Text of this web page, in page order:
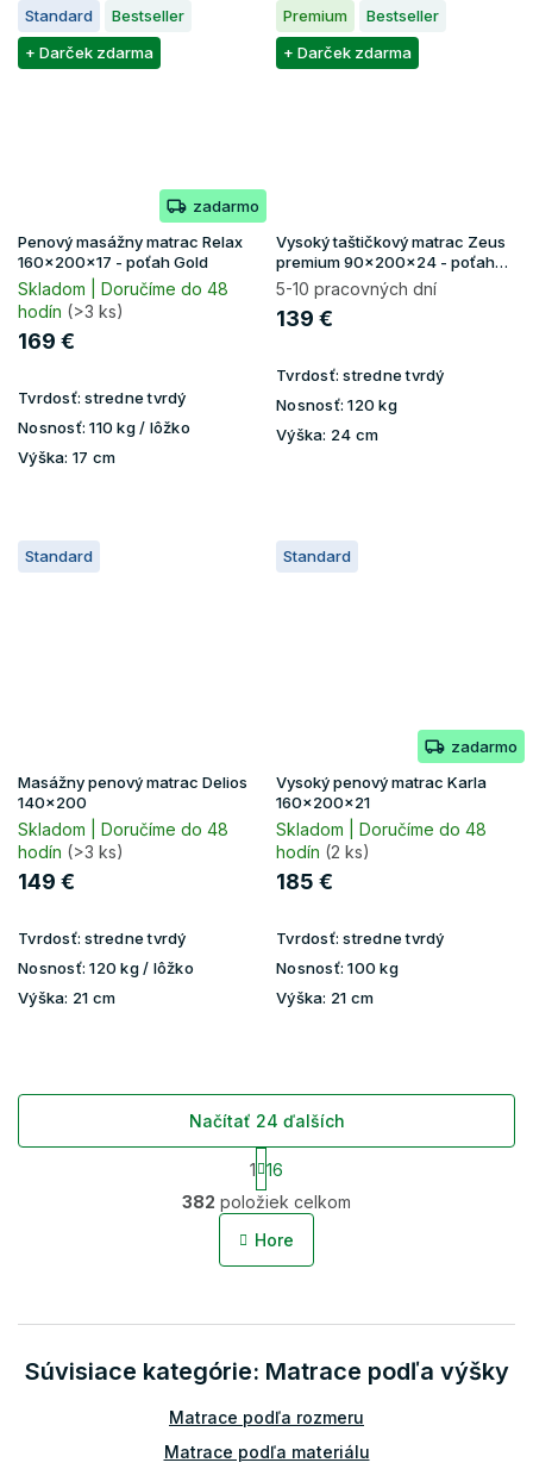
Standard
Bestseller
+ Darček zdarma
zadarmo
Penový masážny matrac Relax
160x200x17 - poťah Gold
Skladom | Doručíme do 48
hodín (>3 ks)
169 €
Tvrdosť: stredne tvrdý
Nosnosť:110 kg / lôžko
Výška: 17 cm
Premium
Bestseller
+ Darček zdarma
Vysoký taštičkový matrac Zeus
premium 90x200x24 - poťah
Aloe Vera
5-10 pracovných dní
139 €
Tvrdosť: stredne tvrdý
Nosnosť: 120 kg
Výška: 24 cm
Standard
Masážny penový matrac Delios
140x200
Skladom | Doručíme do 48
hodín (>3 ks)
149 €
Tvrdosť: stredne tvrdý
Nosnosť: 120 kg / lôžko
Výška: 21 cm
Standard
zadarmo
Vysoký penový matrac Karla
160x200x21
Skladom | Doručíme do 48
hodín (2 ks)
185 €
Tvrdosť: stredne tvrdý
Nosnosť: 100 kg
Výška: 21 cm
O
v
l
c
e
r
v
k
Načítať 24 ďalších
S
t
r
á
n
a
i
e
1 16
382 položiek celkom
Hore
Súvisiace kategórie: Matrace podľa výšky
Matrace podľa rozmeru
Matrace podľa materiálu